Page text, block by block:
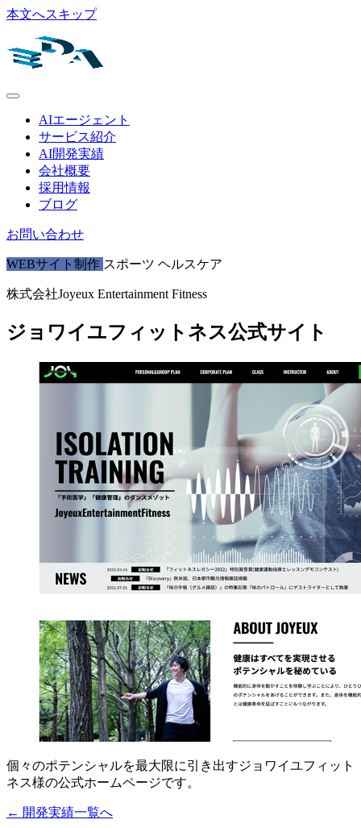
本文へスキップ
AIエージェント
サービス紹介
AI開発実績
会社概要
採用情報
ブログ
お問い合わせ
WEBサイト制作 スポーツ ヘルスケア
株式会社Joyeux Entertainment Fitness
ジョワイユフィットネス公式サイト
個々のポテンシャルを最大限に引き出すジョワイユフィット
ネス様の公式ホームページです。
← 開発実績一覧へ